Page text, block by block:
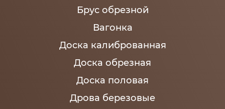
Брус обрезной
Вагонка
Доска калиброванная
Доска обрезная
Доска половая
Дрова березовые